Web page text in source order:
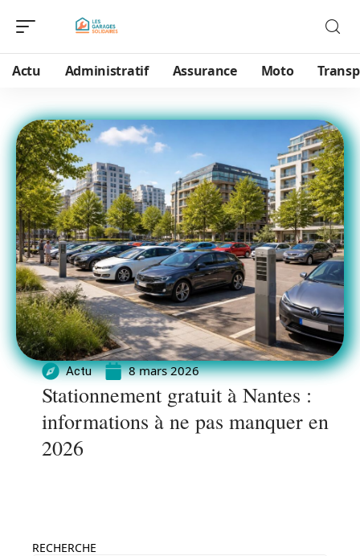
Actu Administratif Assurance Moto
Actu 8 mars 2026
Stationnement gratuit à Nantes :
informations à ne pas manquer en
2026
RECHERCHE